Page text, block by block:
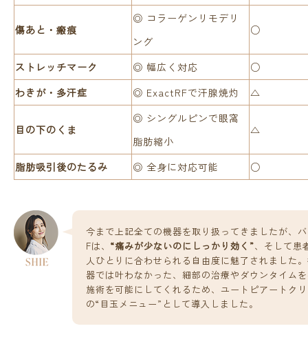
傷あと・瘢痕
◎ コラーゲンリモデリ
ング
○
ストレッチマーク ◎ 幅広く対応
○
わきが・多汗症
◎ ExactRFで汗腺焼灼 △
目の下のくま
◎ シングルピンで眼窩
脂肪縮小
△
脂肪吸引後のたるみ ◎ 全身に対応可能 ○
今まで上記全ての機器を取り扱ってきましたが、
Fは、 “痛みが少ないのにしっかり効く”、そして患
人ひとりに合わせられる自由度に魅了されました
器では叶わなかった、細部の治療やダウンタイム
施術を可能にしてくれるため、ユートピアートク
の“目玉メニュー”として導入しました。